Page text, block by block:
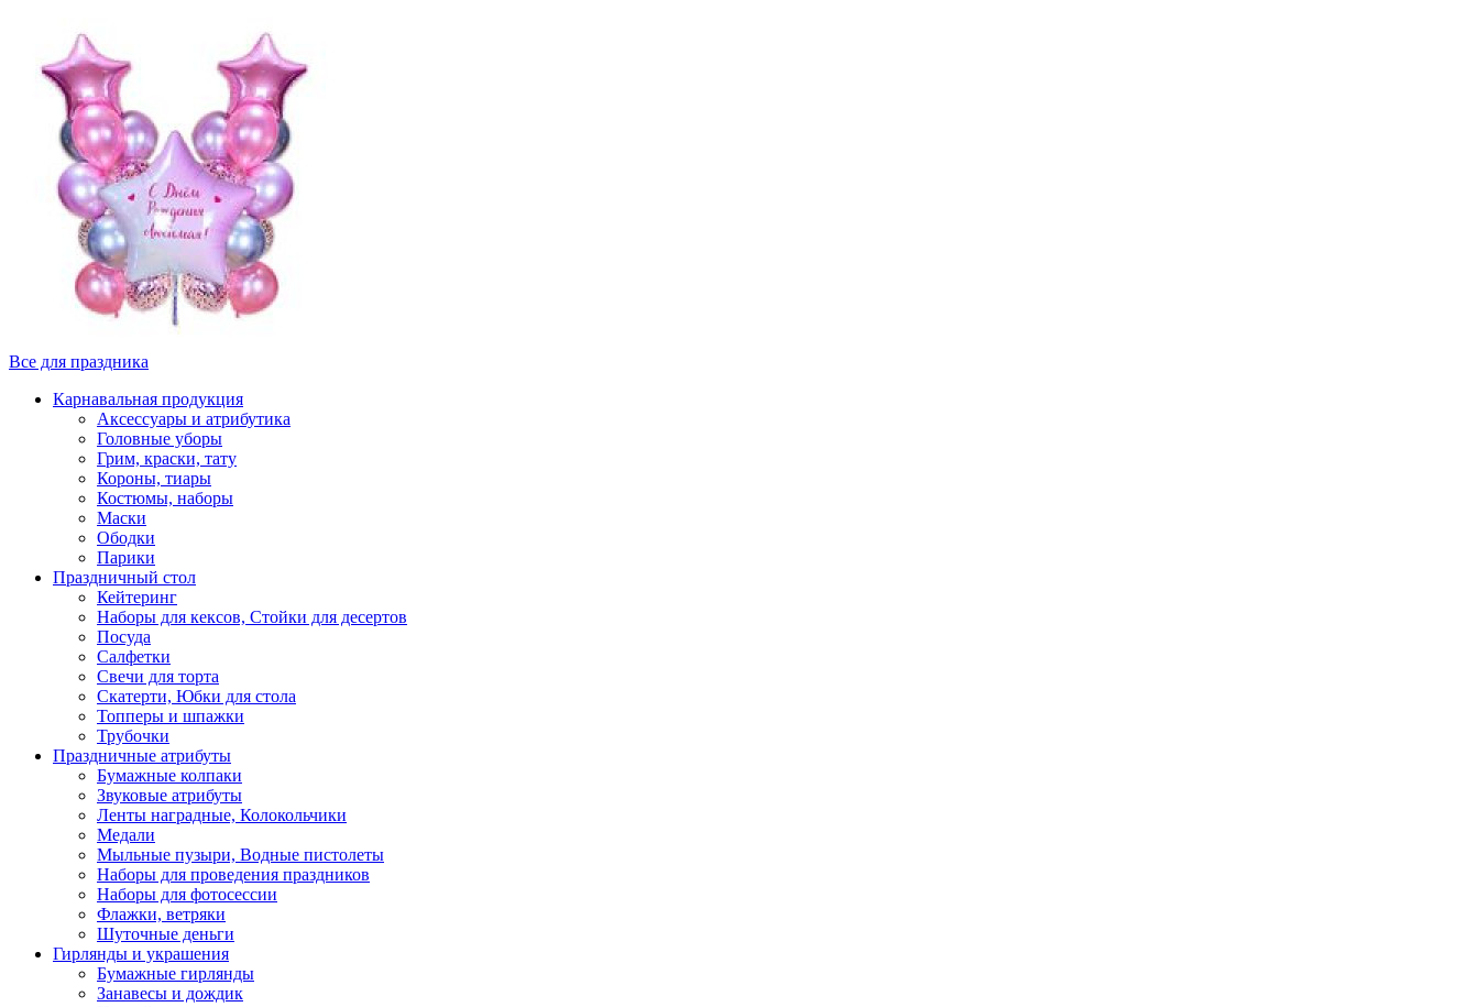
Все для праздника
Карнавальная продукция
Аксессуары и атрибутика
Головные уборы
Грим, краски, тату
Короны, тиары
Костюмы, наборы
Маски
Ободки
Парики
Праздничный стол
Кейтеринг
Наборы для кексов, Стойки для десертов
Посуда
Салфетки
Свечи для торта
Скатерти, Юбки для стола
Топперы и шпажки
Трубочки
Праздничные атрибуты
Бумажные колпаки
Звуковые атрибуты
Ленты наградные, Колокольчики
Медали
Мыльные пузыри, Водные пистолеты
Наборы для проведения праздников
Наборы для фотосессии
Флажки, ветряки
Шуточные деньги
Гирлянды и украшения
Бумажные гирлянды
Занавесы и дождик